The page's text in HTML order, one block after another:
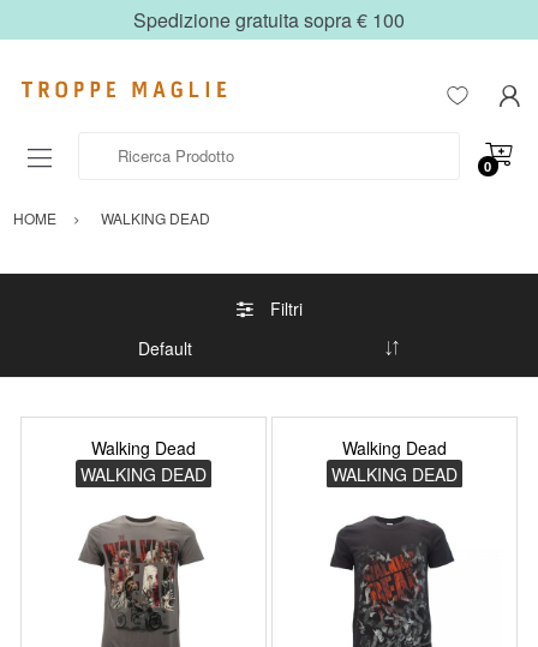
Spedizione gratuita sopra € 100
0
HOME WALKING DEAD
Filtri
Walking Dead
WALKING DEAD
Walking Dead
WALKING DEAD